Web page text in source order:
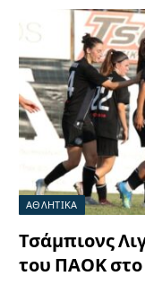
ΑΘΛΗΤΙΚΑ
Τσάμπιονς
του ΠΑΟΚ